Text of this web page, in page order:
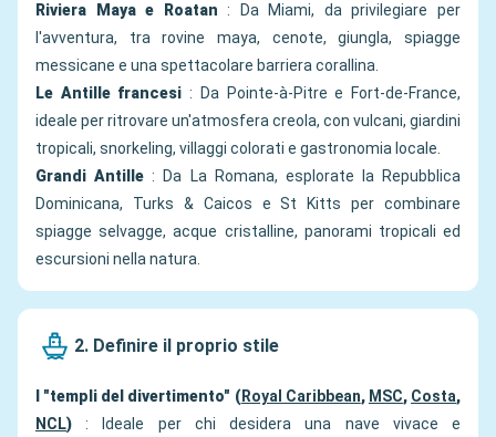
Riviera Maya e Roatan : Da Miami, da privilegiare per
l'avventura, tra rovine maya, cenote, giungla, spiagge
messicane e una spettacolare barriera corallina.
Le Antille francesi : Da Pointe-à-Pitre e Fort-de-France,
ideale per ritrovare un'atmosfera creola, con vulcani, giardini
tropicali, snorkeling, villaggi colorati e gastronomia locale.
Grandi Antille : Da La Romana, esplorate la Repubblica
Dominicana, Turks & Caicos e St Kitts per combinare
spiagge selvagge, acque cristalline, panorami tropicali ed
escursioni nella natura.
2. Definire il proprio stile
I "templi del divertimento" (Royal Caribbean, MSC, Costa,
NCL) : Ideale per chi desidera una nave vivace e